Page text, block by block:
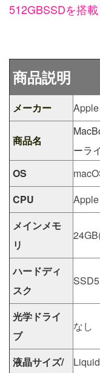
512GBSSDを搭
商品説明
メーカー Apple
商品名
ーラ
OS
CPU
メインメモ
リ
ハードディ
スク
光学ドライ
ブ
なし
液晶サイズ/